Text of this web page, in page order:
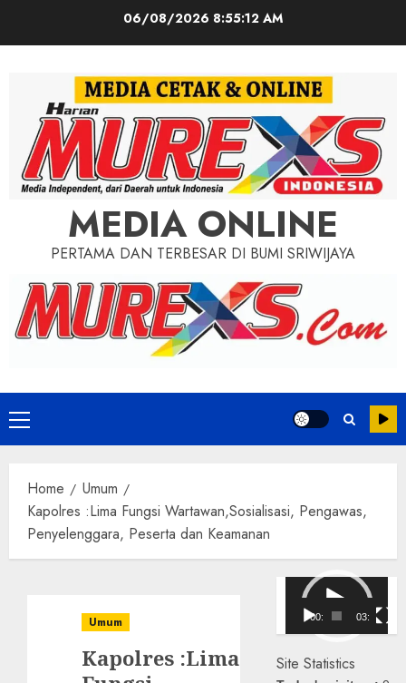
06/08/2026 8:55:14 AM
MEDIA ONLINE
PERTAMA DAN TERBESAR DI BUMI SRIWIJAYA
Primary
Menu
Home
Umum
Kapolres :Lima Fungsi Wartawan,Sosialisasi, Pengawas,
Penyelenggara, Peserta dan Keamanan
Umum
Kapolres :Lima
Pemutar
Video
00:00 03:08
Site Statistics